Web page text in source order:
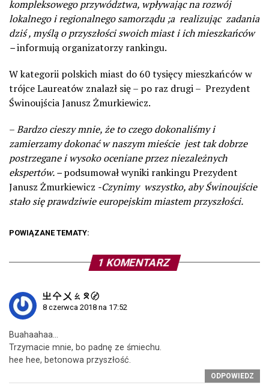
kompleksowego przywództwa, wpływając na rozwój
lokalnego i regionalnego samorządu ;a realizując zadania
dziś , myślą o przyszłości swoich miast i ich mieszkańców
–informują organizatorzy rankingu.
W kategorii polskich miast do 60 tysięcy mieszkańców w
trójce Laureatów znalazł się – po raz drugi – Prezydent
Świnoujścia Janusz Żmurkiewicz.
–Bardzo cieszy mnie, że to czego dokonaliśmy i
zamierzamy dokonać w naszym mieście jest tak dobrze
postrzegane i wysoko oceniane przez niezależnych
ekspertów. –podsumował wyniki rankingu Prezydent
Janusz Żmurkiewicz -Czynimy wszystko, aby Świnoujście
stało się prawdziwie europejskim miastem przyszłości.
POWIĄZANE TEMATY:
1 KOMENTARZ
㞢 㐃 㐅 ㄠ ᘝ 〄
8 czerwca 2018 na 17:52
Buahaahaa…
Trzymacie mnie, bo padnę ze śmiechu.
hee hee, betonowa przyszłość.
ODPOWIEDZ